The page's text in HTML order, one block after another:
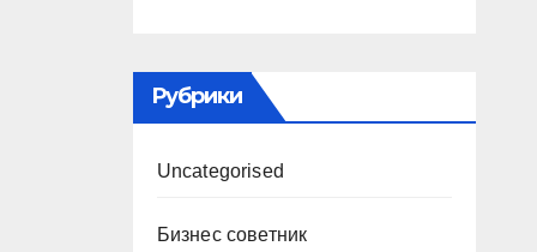
Рубрики
Uncategorised
Бизнес советник